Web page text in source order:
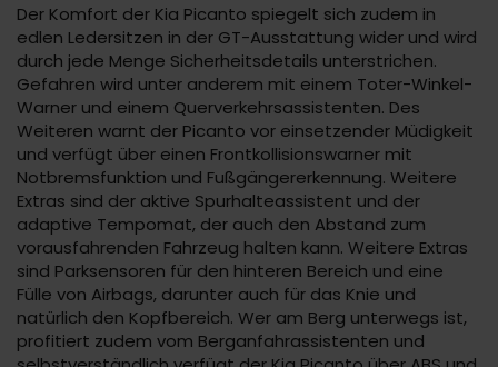
Der Komfort der Kia Picanto spiegelt sich zudem in
edlen Ledersitzen in der GT-Ausstattung wider und wird
durch jede Menge Sicherheitsdetails unterstrichen.
Gefahren wird unter anderem mit einem Toter-Winkel-
Warner und einem Querverkehrsassistenten. Des
Weiteren warnt der Picanto vor einsetzender Müdigkeit
und verfügt über einen Frontkollisionswarner mit
Notbremsfunktion und Fußgängererkennung. Weitere
Extras sind der aktive Spurhalteassistent und der
adaptive Tempomat, der auch den Abstand zum
vorausfahrenden Fahrzeug halten kann. Weitere Extras
sind Parksensoren für den hinteren Bereich und eine
Fülle von Airbags, darunter auch für das Knie und
natürlich den Kopfbereich. Wer am Berg unterwegs ist,
profitiert zudem vom Berganfahrassistenten und